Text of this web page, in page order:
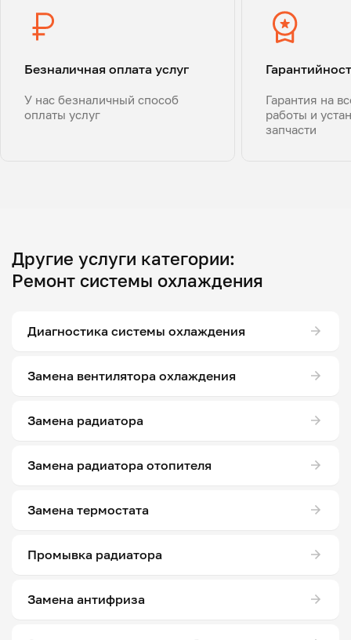
Безналичная оплата услуг
У нас безналичный способ
оплаты услуг
Гарантия на
работы и
запчасти
Другие услуги категории:
Ремонт системы охлаждения
Диагностика системы охлаждения
Замена вентилятора охлаждения
Замена радиатора
Замена радиатора отопителя
Замена термостата
Промывка радиатора
Замена антифриза